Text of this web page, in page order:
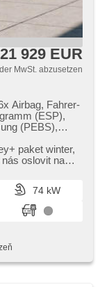
21 929 EUR
MwSt. abzusetzen
Airbag, Fahrer-
(ESP),
(PEBS),
asistent jízdy v
des Fahrers,
Alufelgen,
ruční brzda,
senzory
bezklíčové
Auto,
telefonů,
paket winter,​
oslovit na
74 kW